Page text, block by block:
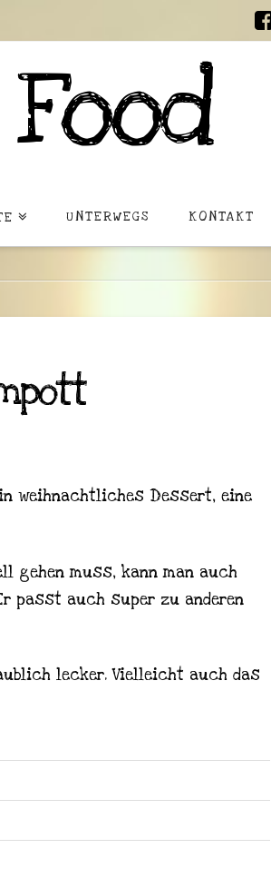
UNTERWEGS KONTAKT
weihnachtliches Dessert, eine
gehen muss, kann man auch
passt auch super zu anderen
lecker. Vielleicht auch das